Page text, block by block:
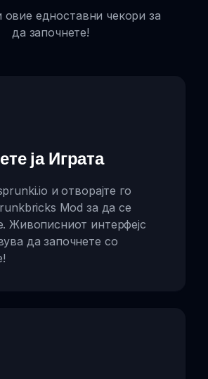
овие едноставни чекори за
да започнете!
ја Играта
и отворајте го
Mod за да се
Живописниот интерфејс
да започнете со